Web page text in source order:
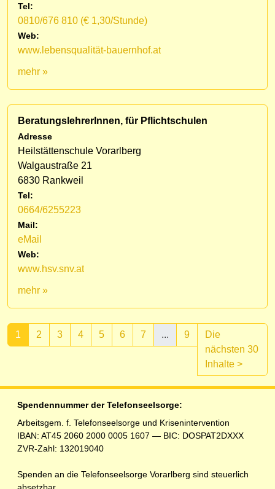
Tel:
0810/676 810 (€ 1,30/Stunde)
Web:
www.lebensqualität-bauernhof.at
mehr »
BeratungslehrerInnen, für Pflichtschulen
Adresse
Heilstättenschule Vorarlberg
Walgaustraße 21
6830 Rankweil
Tel:
0664/6255223
Mail:
eMail
Web:
www.hsv.snv.at
mehr »
1
2 3 4 5 6 7 ... 9
Die
nächsten 30
Inhalte >
Spendennummer der Telefonseelsorge:
Arbeitsgem. f. Telefonseelsorge und Krisenintervention
IBAN: AT45 2060 2000 0005 1607 — BIC: DOSPAT2DXXX
ZVR-Zahl: 132019040
Spenden an die Telefonseelsorge Vorarlberg sind steuerlich